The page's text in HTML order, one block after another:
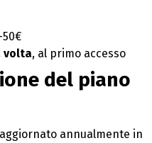
volta, al primo accesso
del piano
annualmente in